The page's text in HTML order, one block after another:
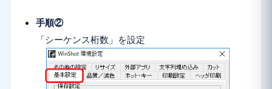
手順②
「シーケンス桁数」を設定